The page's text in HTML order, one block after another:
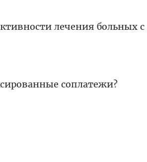
лечения больных с
соплатежи?